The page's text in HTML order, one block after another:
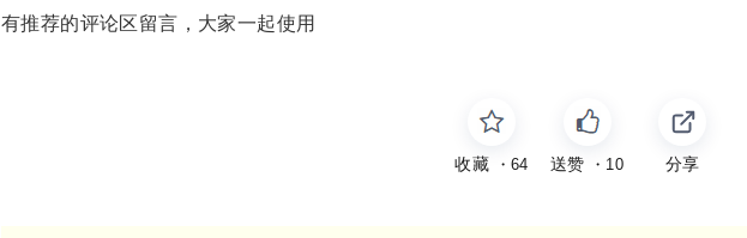
有推荐的评论区留言，大家一起使用
收藏 ・ 64 送赞 ・ 10 分享